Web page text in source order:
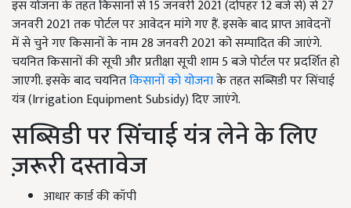
इस योजना के तहत किसानों से 15 जनवरी 2021 (दोपहर 12 बजे से) से 27
जनवरी 2021 तक पोर्टल पर आवेदन मांगे गए हैं. इसके बाद प्राप्त आवेदनों
में से चुने गए किसानों के नाम 28 जनवरी 2021 को सम्पादित की जाएंगे.
चयनित किसानों की सूची और प्रतीक्षा सूची शाम 5 बजे पोर्टल पर प्रदर्शित हो
जाएगी. इसके बाद चयनितकिसानों को योजनाके तहत सब्सिडी पर सिंचाई
यंत्र (Irrigation Equipment Subsidy) दिए जाएंगे.
सब्सिडी पर सिंचाई यंत्र लेने के लिए
ज़रूरी दस्तावेज
आधार कार्ड की कॉपी